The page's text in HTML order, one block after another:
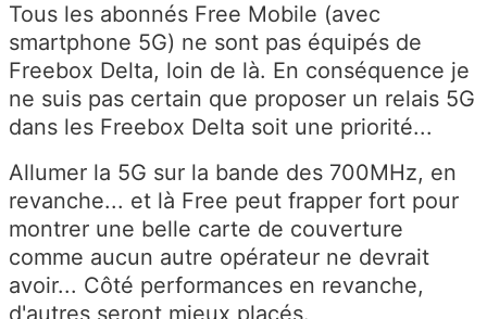
Tous les abonnés Free Mobile (avec
smartphone 5G) ne sont pas équipés de
Freebox Delta, loin de là. En conséquence je
ne suis pas certain que proposer un relais 5G
dans les Freebox Delta soit une priorité...
Allumer la 5G sur la bande des 700MHz, en
revanche... et là Free peut frapper fort pour
montrer une belle carte de couverture
comme aucun autre opérateur ne devrait
avoir... Côté performances en revanche,